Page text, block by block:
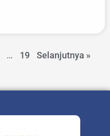
… 19 Selanjutnya »